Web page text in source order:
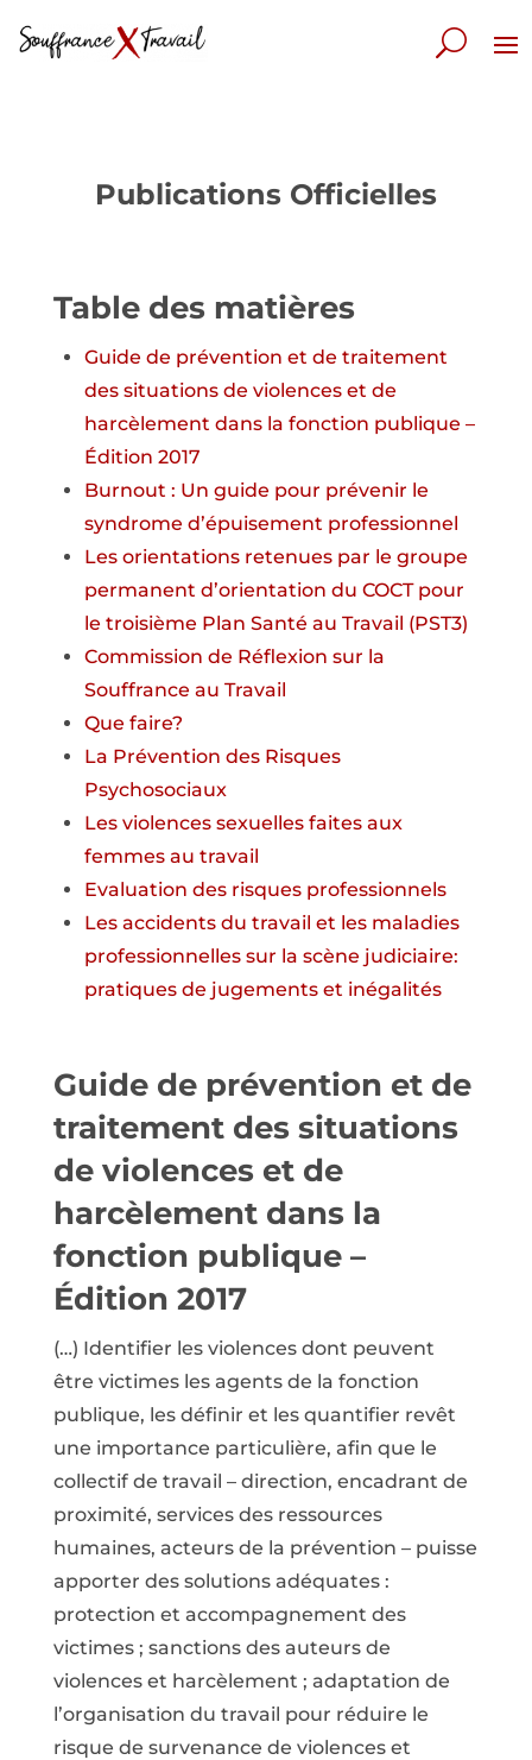
Publications Officielles
Table des matières
Guide de prévention et de traitement
des situations de violences et de
harcèlement dans la fonction publique –
Édition 2017
Burnout : Un guide pour prévenir le
syndrome d’épuisement professionnel
Les orientations retenues par le groupe
permanent d’orientation du COCT pour
le troisième Plan Santé au Travail (PST3)
Commission de Réflexion sur la
Souffrance au Travail
Que faire?
La Prévention des Risques
Psychosociaux
Les violences sexuelles faites aux
femmes au travail
Evaluation des risques professionnels
Les accidents du travail et les maladies
professionnelles sur la scène judiciaire:
pratiques de jugements et inégalités
Guide de prévention et de
traitement des situations
de violences et de
harcèlement dans la
fonction publique –
Édition 2017
(…) Identifier les violences dont peuvent
être victimes les agents de la fonction
publique, les définir et les quantifier revêt
une importance particulière, afin que le
collectif de travail – direction, encadrant de
proximité, services des ressources
humaines, acteurs de la prévention – puisse
apporter des solutions adéquates :
protection et accompagnement des
victimes ; sanctions des auteurs de
violences et harcèlement ; adaptation de
l’organisation du travail pour réduire le
risque de survenance de violences et